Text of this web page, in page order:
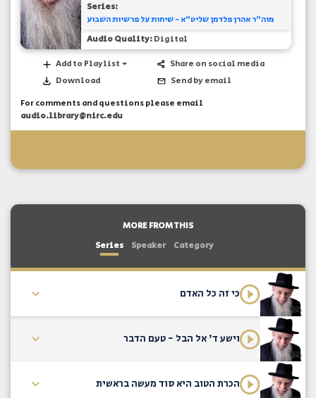
Series:
מוה"ר אהרן פלדמן שליט"א - שיחות על פרשיות השבוע
Audio Quality:Digital
Add to Playlist
Download
Share on social media
Send by email
For comments and questions please email
audio.library@nirc.edu
MORE FROM THIS
Series
Speaker Category
כי זה כל האדם
וישע ד' אל הבל - טעם הדבר
הכרת הטוב היא סוד מעשה בראשית